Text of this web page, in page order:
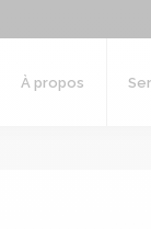
À propos